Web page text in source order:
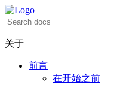
关于
前言
在开始之前